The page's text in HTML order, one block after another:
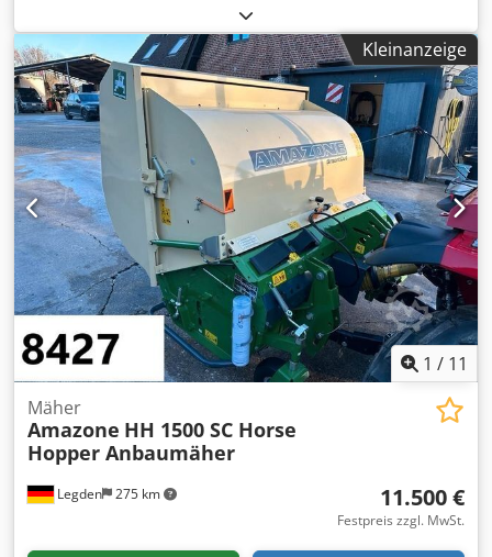
einer Amazone Saatmaschine Crsdpfxob A E Ufs Apnof -
Reifengrösse -Nabe: Ø 40 mm -Abmessung: Ø 750 -
Komplettpreis: für 3 Reifen -Gewicht: 51 kg/StückKleinanzeige
1 / 11
Legden 275 km
Mäher
Amazone HH 1500 SC Horse
Hopper Anbaumäher
11.500 €
Festpreis zzgl. MwSt.